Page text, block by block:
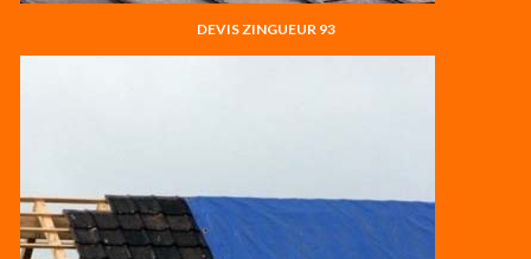
DEVIS ZINGUEUR 93